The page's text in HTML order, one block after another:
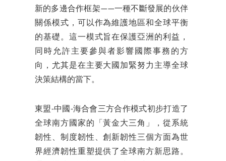
新的多邊合作框架——一種不斷發展的伙伴
關係模式，可以作為維護地區和全球平衡
的基礎。這一模式旨在保護亞洲的利益，
同時允許主要參與者影響國際事務的方
向，尤其是在主要大國加緊努力主導全球
決策結構的當下。
東盟-中國-海合會三方合作模式初步打造了
全球南方國家的「黃金大三角」，從系統
韌性、制度韌性、創新韌性三個方面為世
界經濟韌性重塑提供了全球南方新思路。